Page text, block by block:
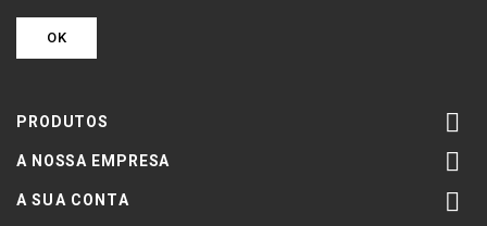
PRODUTOS 
A NOSSA EMPRESA 
A SUA CONTA 